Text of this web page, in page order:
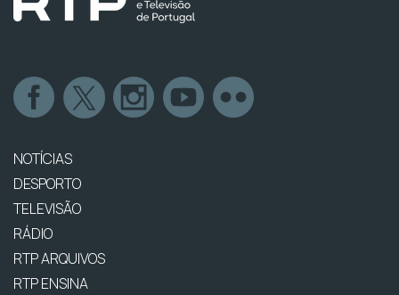
NOTÍCIAS
DESPORTO
TELEVISÃO
RÁDIO
RTP ARQUIVOS
RTP ENSINA